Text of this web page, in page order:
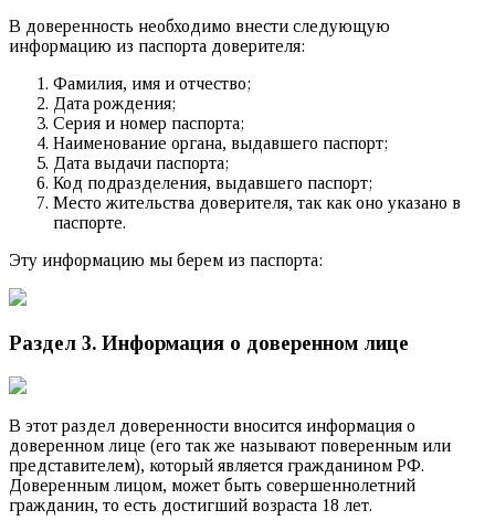
В доверенность необходимо внести следующую
информацию из паспорта доверителя:
Фамилия, имя и отчество;
Дата рождения;
Серия и номер паспорта;
Наименование органа, выдавшего паспорт;
Дата выдачи паспорта;
Код подразделения, выдавшего паспорт;
Место жительства доверителя, так как оно указано в
паспорте.
Эту информацию мы берем из паспорта:
Раздел 3. Информация о доверенном лице
В этот раздел доверенности вносится информация о
доверенном лице (его так же называют поверенным или
представителем), который является гражданином РФ.
Доверенным лицом, может быть совершеннолетний
гражданин, то есть достигший возраста 18 лет.